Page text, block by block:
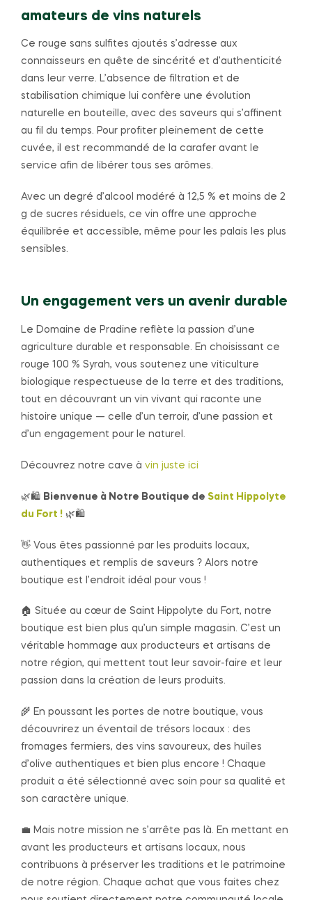
amateurs de vins naturels
Ce rouge sans sulfites ajoutés s’adresse aux
connaisseurs en quête de sincérité et d’authenticité
dans leur verre. L’absence de filtration et de
stabilisation chimique lui confère une évolution
naturelle en bouteille, avec des saveurs qui s’affinent
au fil du temps. Pour profiter pleinement de cette
cuvée, il est recommandé de la carafer avant le
service afin de libérer tous ses arômes.
Avec un degré d’alcool modéré à 12,5 % et moins de 2
g de sucres résiduels, ce vin offre une approche
équilibrée et accessible, même pour les palais les plus
sensibles.
Un engagement vers un avenir durable
Le Domaine de Pradine reflète la passion d’une
agriculture durable et responsable. En choisissant ce
rouge 100 % Syrah, vous soutenez une viticulture
biologique respectueuse de la terre et des traditions,
tout en découvrant un vin vivant qui raconte une
histoire unique — celle d’un terroir, d’une passion et
d’un engagement pour le naturel.
Découvrez notre cave à vin juste ici
🌿🛍️ Bienvenue à Notre Boutique de Saint Hippolyte
du Fort ! 🌿🛍️
👋 Vous êtes passionné par les produits locaux,
authentiques et remplis de saveurs ? Alors notre
boutique est l’endroit idéal pour vous !
🏠 Située au cœur de Saint Hippolyte du Fort, notre
boutique est bien plus qu’un simple magasin. C’est un
véritable hommage aux producteurs et artisans de
notre région, qui mettent tout leur savoir-faire et leur
passion dans la création de leurs produits.
🌾 En poussant les portes de notre boutique, vous
découvrirez un éventail de trésors locaux : des
fromages fermiers, des vins savoureux, des huiles
d’olive authentiques et bien plus encore ! Chaque
produit a été sélectionné avec soin pour sa qualité et
son caractère unique.
💼 Mais notre mission ne s’arrête pas là. En mettant en
avant les producteurs et artisans locaux, nous
contribuons à préserver les traditions et le patrimoine
de notre région. Chaque achat que vous faites chez